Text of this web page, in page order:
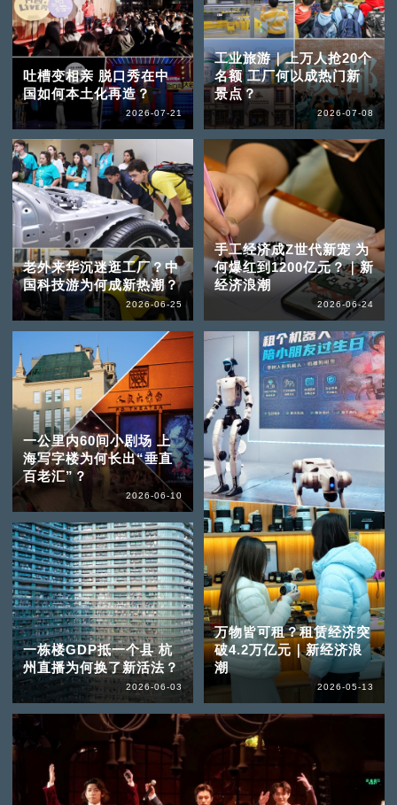
吐槽变相亲 脱口秀在中
国如何本土化再造？
2026-07-21
工业旅游｜上万人抢20个
名额 工厂何以成热门新
景点？
2026-07-08
老外来华沉迷逛工厂？中
国科技游为何成新热潮？
2026-06-25
手工经济成Z世代新宠 为
何爆红到1200亿元？｜新
经济浪潮
2026-06-24
一公里内60间小剧场 上
海写字楼为何长出“垂直
百老汇”？
2026-06-10
一栋楼GDP抵一个县 杭
州直播为何换了新活法？
2026-06-03
万物皆可租？租赁经济突
破4.2万亿元｜新经济浪
潮
2026-05-13